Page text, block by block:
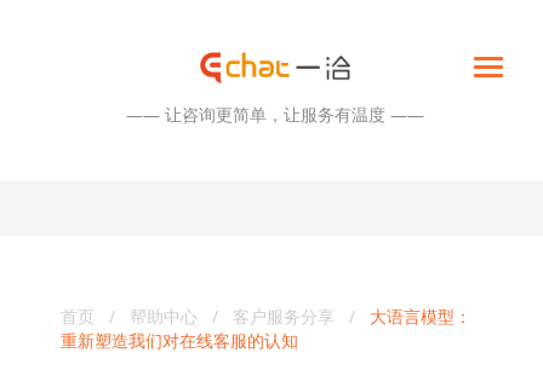
—— 让咨询更简单，让服务有温度 ——
首页 / 帮助中心 / 客户服务分享 / 大语言模型：
重新塑造我们对在线客服的认知